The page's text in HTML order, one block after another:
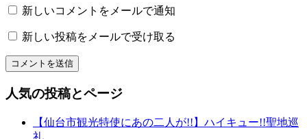
っ
り
和
文
山
新しいコメントをメールで通知
新しい投稿をメールで受け取る
人気の投稿とページ
【仙台市観光特使にあの二人が!!】ハイキュー!!聖地巡
礼